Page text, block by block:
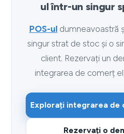
ul într-un singur
POS-ul dumneavoastră
singur strat de stoc și o
client. Rezervați un
integrarea de comerț
Explorați integrarea
Rezervați o